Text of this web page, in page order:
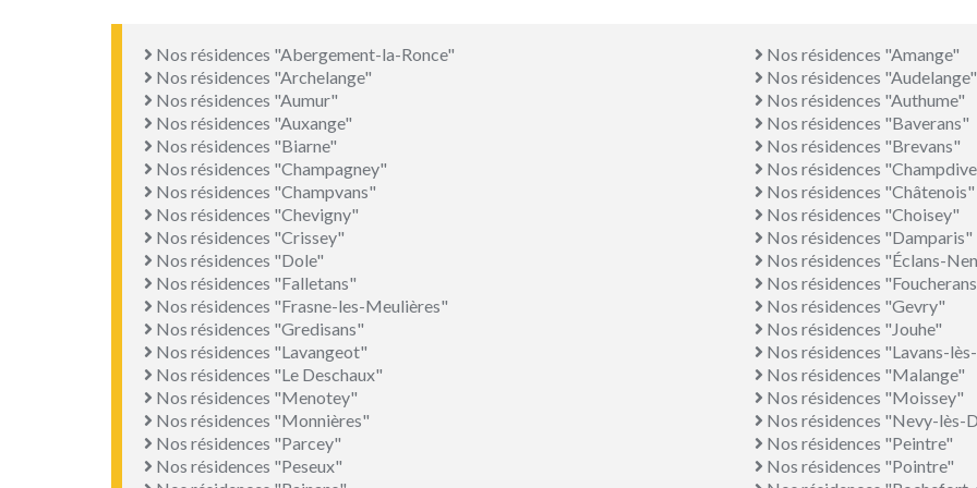
Nos résidences "Abergement-la-Ronce"
Nos résidences "Amange"
Nos résidences "Archelange"
Nos résidences "Audelange"
Nos résidences "Aumur"
Nos résidences "Authume"
Nos résidences "Auxange"
Nos résidences "Baverans"
Nos résidences "Biarne"
Nos résidences "Brevans"
Nos résidences "Champagney"
Nos résidences
Nos résidences "Champvans"
Nos résidences "Châtenois"
Nos résidences "Chevigny"
Nos résidences "Choisey"
Nos résidences "Crissey"
Nos résidences "Damparis"
Nos résidences "Dole"
Nos résidences "Éclans-
Nos résidences "Falletans"
Nos résidences
Nos résidences "Frasne-les-Meulières"
Nos résidences "Gevry"
Nos résidences "Gredisans"
Nos résidences "Jouhe"
Nos résidences "Lavangeot"
Nos résidences "Lavans-
Nos résidences "Le Deschaux"
Nos résidences "Malange"
Nos résidences "Menotey"
Nos résidences "Moissey"
Nos résidences "Monnières"
Nos résidences "Nevy-lès-
Nos résidences "Parcey"
Nos résidences "Peintre"
Nos résidences "Peseux"
Nos résidences "Pointre"